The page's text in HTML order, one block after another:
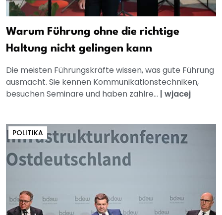
Warum Führung ohne die richtige
Haltung nicht gelingen kann
Die meisten Führungskräfte wissen, was gute Führung
ausmacht. Sie kennen Kommunikationstechniken,
besuchen Seminare und haben zahlre... | wjacej
POLITIKA